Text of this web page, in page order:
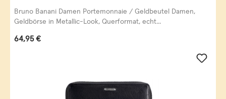
Leder, schwarz-gold
Bruno Banani Damen Portemonnaie / Geldbeutel Damen,
Geldbörse in Metallic-Look, Querformat, echt...
Regulärer Preis:
64,95 €